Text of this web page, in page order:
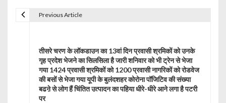
Previous Article
तीसरे चरण के लॉकडाउन का 13वां दिन प्रवासी श्रमिकों को उनके
गृह प्रदेश भेजने का सिलसिला है जारी शनिवार को भी ट्रेन से भेजा
गया 1424 प्रवासी श्रमिकों को 1200 प्रवासी नागरिकों को रोडवेज
की बसों से भेजा गया यूपी के बुलंदशहर कोरोना पॉजिटिव की संख्या
बढऩे से लोग हैं चिंतित उत्पादन का पहिया धीरे-धीरे आने लगा है पटरी
पर